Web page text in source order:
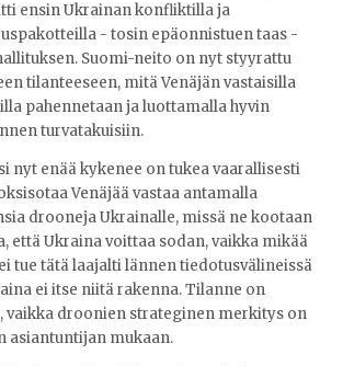
ensin Ukrainan konfliktilla ja
- tosin epäonnistuen taas -
Suomi-neito on nyt styyrattu
tilanteeseen, mitä Venäjän vastaisilla
pahennetaan ja luottamalla hyvin
turvatakuisiin.
nyt enää kykenee on tukea vaarallisesti
Venäjää vastaa antamalla
drooneja Ukrainalle, missä ne kootaan
että Ukraina voittaa sodan, vaikka mikää
tue tätä laajalti lännen tiedotusvälineissä
ei itse niitä rakenna. Tilanne on
vaikka droonien strateginen merkitys on
asiantuntijan mukaan.